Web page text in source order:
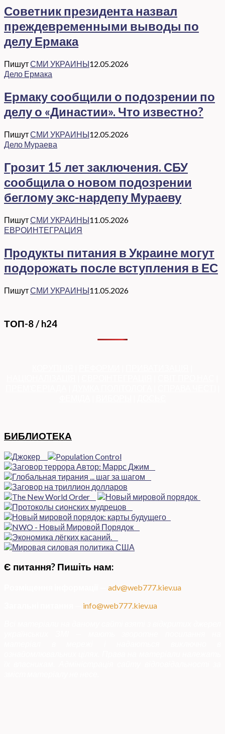
Советник президента назвал
преждевременными выводы по
делу Ермака
ПишутСМИ УКРАИНЫ12.05.2026
Дело Ермака
Ермаку сообщили о подозрении по
делу о «Династии». Что известно?
ПишутСМИ УКРАИНЫ12.05.2026
Дело Мураева
Грозит 15 лет заключения. СБУ
сообщила о новом подозрении
беглому экс-нардепу Мураеву
ПишутСМИ УКРАИНЫ11.05.2026
ЕВРОИНТЕГРАЦИЯ
Продукты питания в Украине могут
подорожать после вступления в ЕС
ПишутСМИ УКРАИНЫ11.05.2026
ТОП-8 / h24
БИБЛИОТЕКА
Є питання? Пишіть нам:
adv@web777.kiev.ua
info@web777.kiev.ua